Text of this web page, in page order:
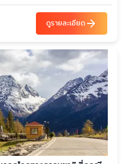
ดูรายละเอียดarrow_forward